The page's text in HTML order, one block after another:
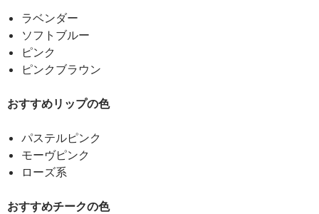
ラベンダー
ソフトブルー
ピンク
ピンクブラウン
おすすめリップの色
パステルピンク
モーヴピンク
ローズ系
おすすめチークの色